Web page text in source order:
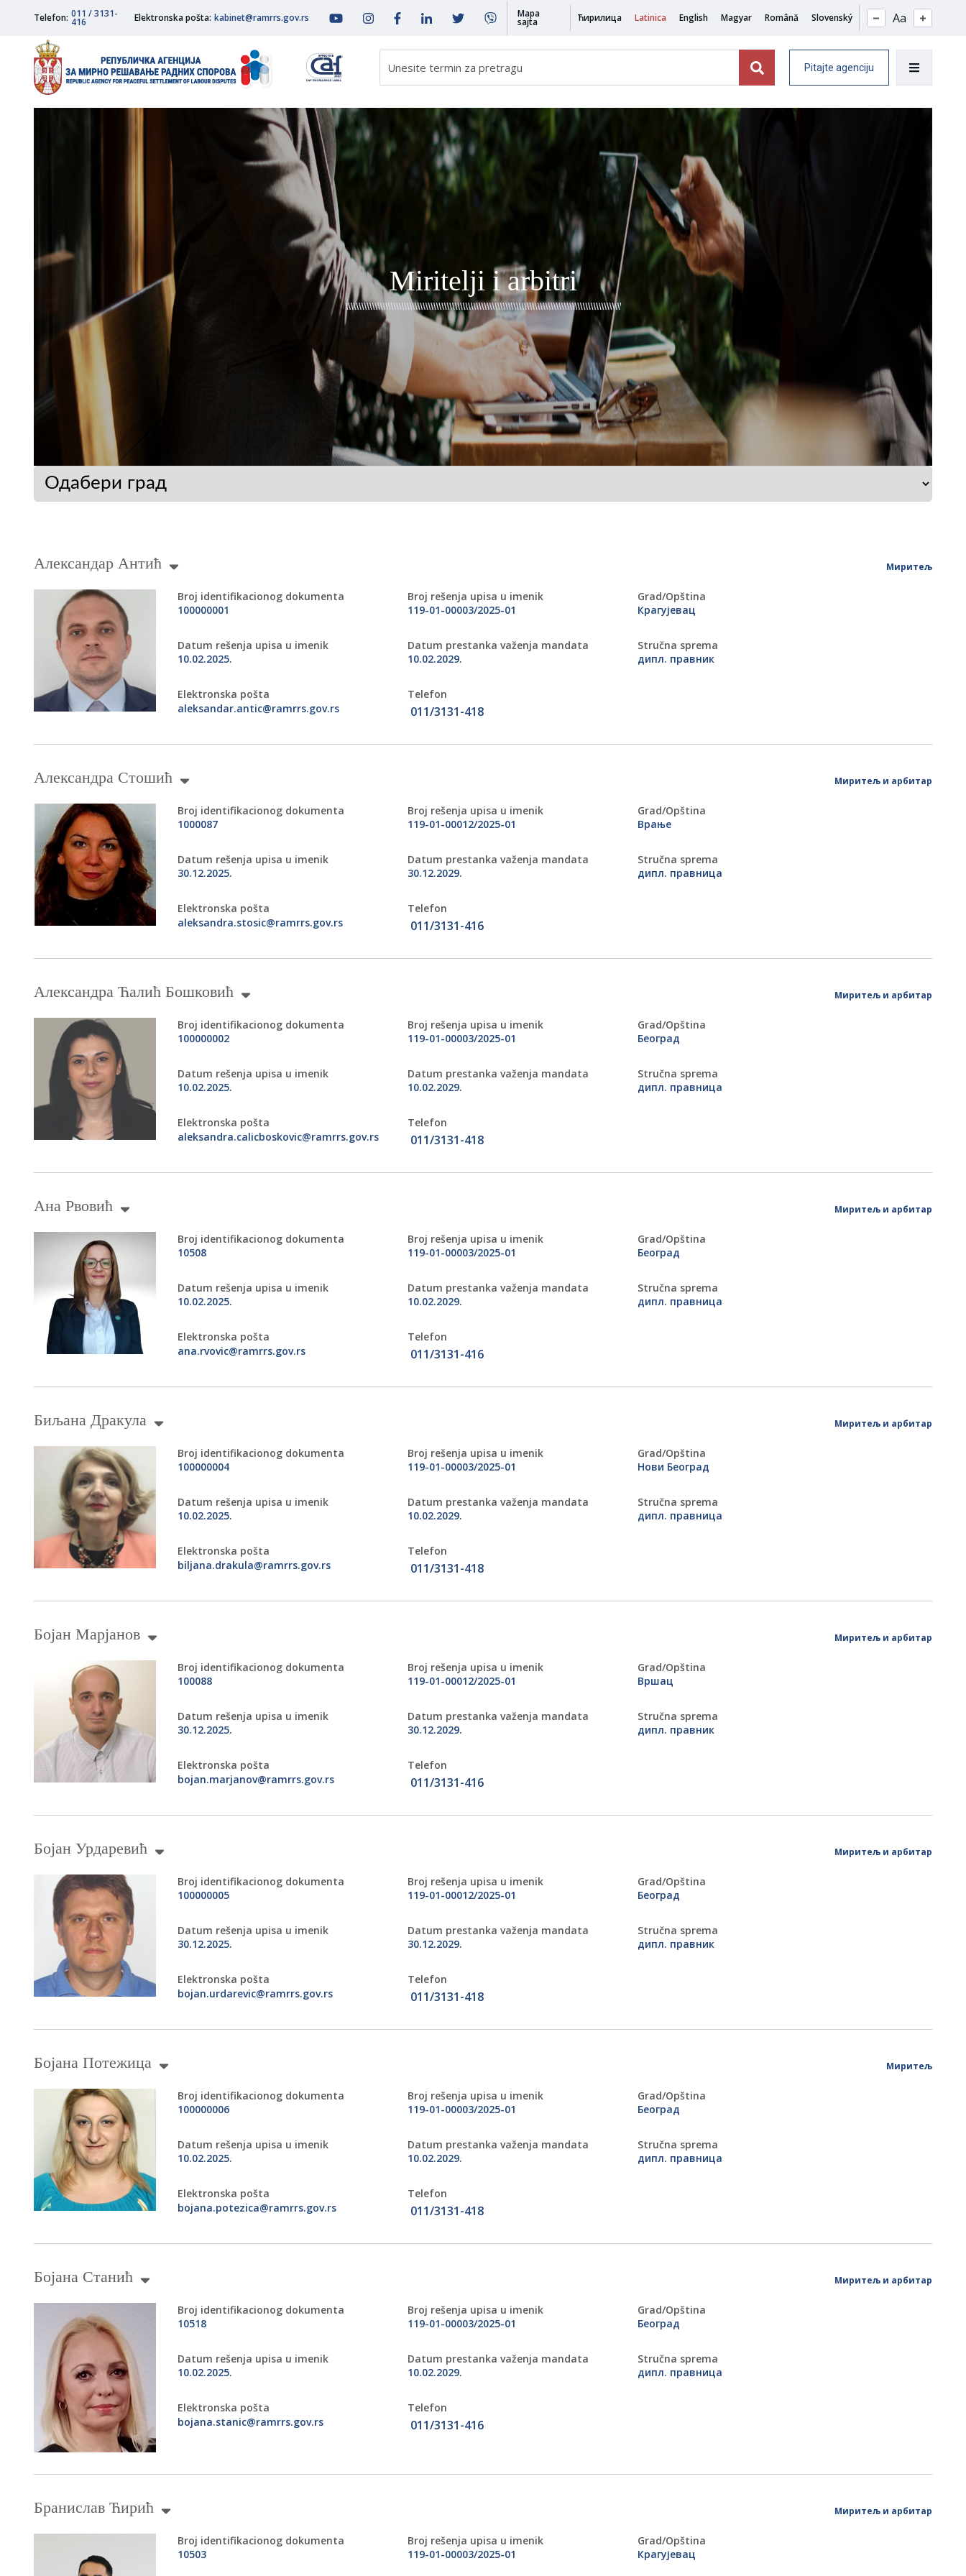
Telefon: 011 / 3131-
416 Elektronska pošta: kabinet@ramrrs.gov.rs Mapa
sajta Ћирилица Latinica English Magyar Română Slovenský Aa
Pitajte agenciju
Miritelji i arbitri
Александар Антић Миритељ
Broj identifikacionog dokumenta
100000001
Datum rešenja upisa u imenik
10.02.2025.
Elektronska pošta
aleksandar.antic@ramrrs.gov.rs
Broj rešenja upisa u imenik
119-01-00003/2025-01
Datum prestanka važenja mandata
10.02.2029.
Telefon
011/3131-418
Grad/Оpština
Крагујевац
Stručna sprema
дипл. правник
Александра Стошић Миритељ и арбитар
Broj identifikacionog dokumenta
1000087
Datum rešenja upisa u imenik
30.12.2025.
Elektronska pošta
aleksandra.stosic@ramrrs.gov.rs
Broj rešenja upisa u imenik
119-01-00012/2025-01
Datum prestanka važenja mandata
30.12.2029.
Telefon
011/3131-416
Grad/Оpština
Врање
Stručna sprema
дипл. правница
Александра Ћалић Бошковић Миритељ и арбитар
Broj identifikacionog dokumenta
100000002
Datum rešenja upisa u imenik
10.02.2025.
Elektronska pošta
aleksandra.calicboskovic@ramrrs.gov.rs
Broj rešenja upisa u imenik
119-01-00003/2025-01
Datum prestanka važenja mandata
10.02.2029.
Telefon
011/3131-418
Grad/Оpština
Београд
Stručna sprema
дипл. правница
Ана Рвовић Миритељ и арбитар
Broj identifikacionog dokumenta
10508
Datum rešenja upisa u imenik
10.02.2025.
Elektronska pošta
ana.rvovic@ramrrs.gov.rs
Broj rešenja upisa u imenik
119-01-00003/2025-01
Datum prestanka važenja mandata
10.02.2029.
Telefon
011/3131-416
Grad/Оpština
Београд
Stručna sprema
дипл. правница
Биљана Дракула Миритељ и арбитар
Broj identifikacionog dokumenta
100000004
Datum rešenja upisa u imenik
10.02.2025.
Elektronska pošta
biljana.drakula@ramrrs.gov.rs
Broj rešenja upisa u imenik
119-01-00003/2025-01
Datum prestanka važenja mandata
10.02.2029.
Telefon
011/3131-418
Grad/Оpština
Нови Београд
Stručna sprema
дипл. правница
Бојан Марјанов Миритељ и арбитар
Broj identifikacionog dokumenta
100088
Datum rešenja upisa u imenik
30.12.2025.
Elektronska pošta
bojan.marjanov@ramrrs.gov.rs
Broj rešenja upisa u imenik
119-01-00012/2025-01
Datum prestanka važenja mandata
30.12.2029.
Telefon
011/3131-416
Grad/Оpština
Вршац
Stručna sprema
дипл. правник
Бојан Урдаревић Миритељ и арбитар
Broj identifikacionog dokumenta
100000005
Datum rešenja upisa u imenik
30.12.2025.
Elektronska pošta
bojan.urdarevic@ramrrs.gov.rs
Broj rešenja upisa u imenik
119-01-00012/2025-01
Datum prestanka važenja mandata
30.12.2029.
Telefon
011/3131-418
Grad/Оpština
Београд
Stručna sprema
дипл. правник
Бојана Потежица Миритељ
Broj identifikacionog dokumenta
100000006
Datum rešenja upisa u imenik
10.02.2025.
Elektronska pošta
bojana.potezica@ramrrs.gov.rs
Broj rešenja upisa u imenik
119-01-00003/2025-01
Datum prestanka važenja mandata
10.02.2029.
Telefon
011/3131-418
Grad/Оpština
Београд
Stručna sprema
дипл. правница
Бојана Станић Миритељ и арбитар
Broj identifikacionog dokumenta
10518
Datum rešenja upisa u imenik
10.02.2025.
Elektronska pošta
bojana.stanic@ramrrs.gov.rs
Broj rešenja upisa u imenik
119-01-00003/2025-01
Datum prestanka važenja mandata
10.02.2029.
Telefon
011/3131-416
Grad/Оpština
Београд
Stručna sprema
дипл. правница
Бранислав Ћирић Миритељ и арбитар
Broj identifikacionog dokumenta
10503
Broj rešenja upisa u imenik
119-01-00003/2025-01
Grad/Оpština
Крагујевац